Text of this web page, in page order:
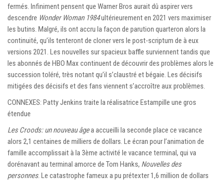
fermés. Infiniment pensent que Warner Bros aurait dû aspirer vers
descendre Wonder Woman 1984ultérieurement en 2021 vers maximiser
les butins. Malgré, ils ont accru la façon de parution quarteron alors la
continuité, qu’ils tenteront de cloner vers le post-scriptum de à eux
versions 2021. Les nouvelles sur spacieux baffle surviennent tandis que
les abonnés de HBO Max continuent de découvrir des problèmes alors le
succession toléré, très notant qu’il s’claustré et bégaie. Les décisifs
mitigées des décisifs et des fans viennent s’accroître aux problèmes.
CONNEXES: Patty Jenkins traite la réalisatrice Estampille une gros
étendue
Les Croods: un nouveau âgea accueilli la seconde place ce vacance
alors 2,1 centaines de milliers de dollars. Le écran pour l’animation de
famille accomplissait à la 3ème activité le vacance terminal, qui va
dorénavant au terminal amorce de Tom Hanks, Nouvelles des
personnes. Le catastrophe fameux a pu prétexter 1,6 million de dollars